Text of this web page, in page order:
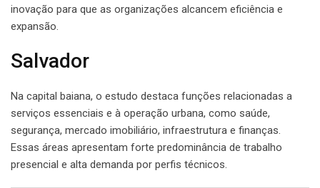
inovação para que as organizações alcancem eficiência e
expansão.
Salvador
Na capital baiana, o estudo destaca funções relacionadas a
serviços essenciais e à operação urbana, como saúde,
segurança, mercado imobiliário, infraestrutura e finanças.
Essas áreas apresentam forte predominância de trabalho
presencial e alta demanda por perfis técnicos.